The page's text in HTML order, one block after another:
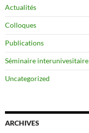
Actualités
Colloques
Publications
Séminaire interunivesitaire
Uncategorized
ARCHIVES